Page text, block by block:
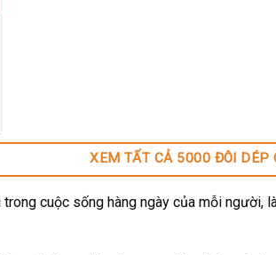
₫.
XEM TẤT CẢ 5000 ĐÔI DÉP
cuộc sống hàng ngày của mỗi người,